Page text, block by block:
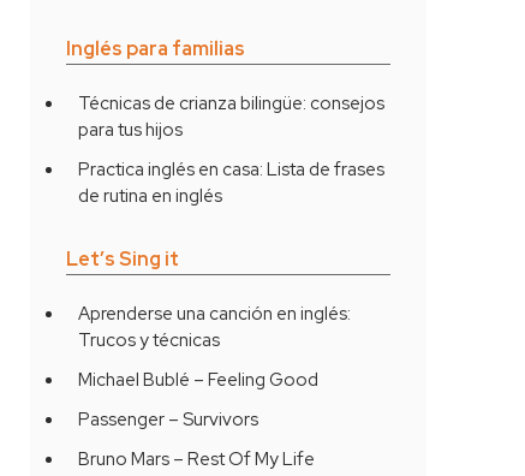
Inglés para familias
Técnicas de crianza bilingüe: consejos
para tus hijos
Practica inglés en casa: Lista de frases
de rutina en inglés
Let’s Sing it
Aprenderse una canción en inglés:
Trucos y técnicas
Michael Bublé – Feeling Good
Passenger – Survivors
Bruno Mars – Rest Of My Life